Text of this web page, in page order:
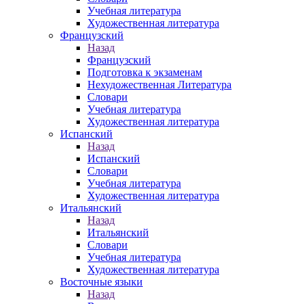
Учебная литература
Художественная литература
Французский
Назад
Французский
Подготовка к экзаменам
Нехудожественная Литература
Словари
Учебная литература
Художественная литература
Испанский
Назад
Испанский
Словари
Учебная литература
Художественная литература
Итальянский
Назад
Итальянский
Словари
Учебная литература
Художественная литература
Восточные языки
Назад